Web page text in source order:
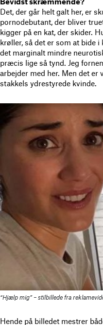
Det, der går helt galt her, er
pornodebutant, der bliver
kigger på en kat, der skider.
krøller, så det er som at bide
det marginalt mindre
præcis lige så tynd. Jeg
arbejder med her. Men det er
stakkels ydrestyrede kvinde.
“Hjælp mig” – stilbillede fra
Hende på billedet mestrer